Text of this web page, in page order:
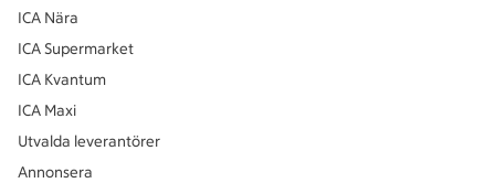
ICA Nära
ICA Supermarket
ICA Kvantum
ICA Maxi
Utvalda leverantörer
Annonsera